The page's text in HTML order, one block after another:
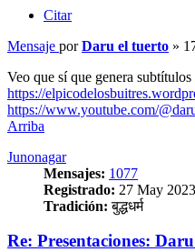
Citar
Mensaje porDaru el tuerto »
Veo que sí que genera
https://
https://www.youtube.com/
Arriba
Junonagar
Mensajes: 1077
Registrado: 27 May
Tradición: बुद्धधर्म
Re: Presentaciones: